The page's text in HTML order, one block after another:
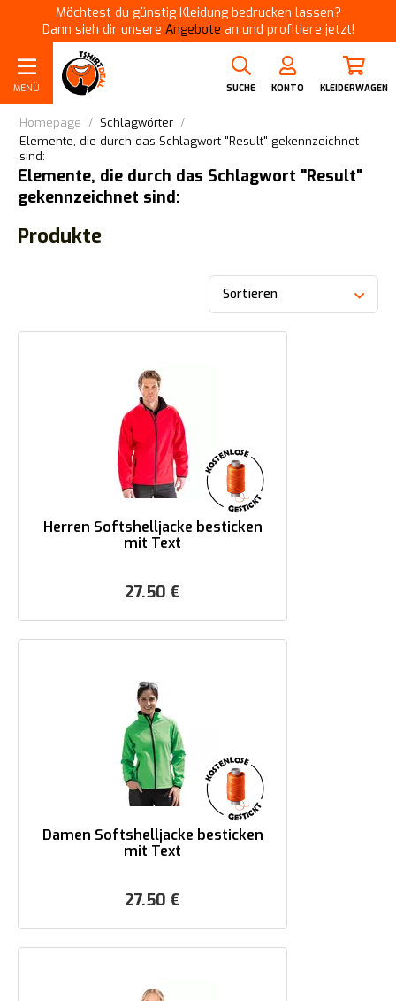
Möchtest du günstig Kleidung bedrucken lassen?
Dann sieh dir unsere Angebote an und profitiere jetzt!
MENÜ SUCHE KONTO KLEIDERWAGEN
Homepage / Schlagwörter /
Elemente, die durch das Schlagwort "Result" gekennzeichnet
sind:
Elemente, die durch das Schlagwort "Result"
gekennzeichnet sind:
Produkte
Sortieren
Herren Softshelljacke besticken
mit Text
27.50 €
Damen Softshelljacke besticken
mit Text
27.50 €